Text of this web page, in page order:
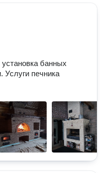
банных
печника